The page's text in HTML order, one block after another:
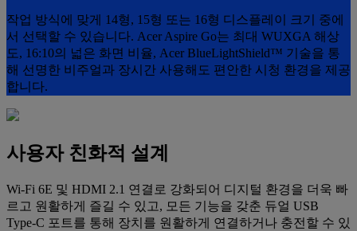
작업 방식에 맞게 14형, 15형 또는 16형 디스플레이 크기 중에
서 선택할 수 있습니다. Acer Aspire Go는 최대 WUXGA 해상
도, 16:10의 넓은 화면 비율, Acer BlueLightShield™ 기술을 통
해 선명한 비주얼과 장시간 사용해도 편안한 시청 환경을 제공
합니다.
사용자 친화적 설계
Wi-Fi 6E 및 HDMI 2.1 연결로 강화되어 디지털 환경을 더욱 빠
르고 원활하게 즐길 수 있고, 모든 기능을 갖춘 듀얼 USB
Type-C 포트를 통해 장치를 원활하게 연결하거나 충전할 수 있